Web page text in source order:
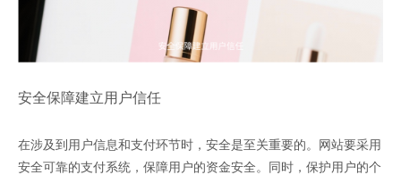
安全保障建立用户信任
在涉及到用户信息和支付环节时，安全是至关重要的。网站要采用
安全可靠的支付系统，保障用户的资金安全。同时，保护用户的个